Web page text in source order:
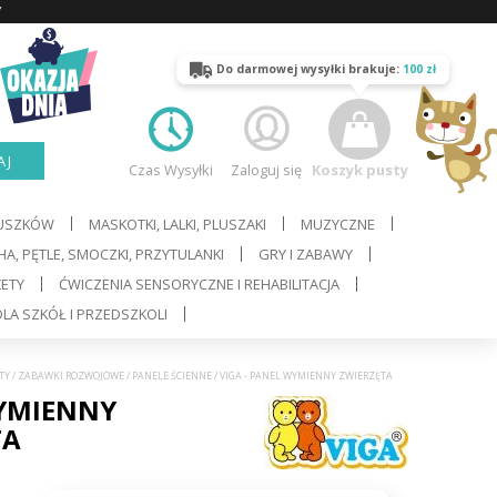
Zaloguj się
Do darmowej wysyłki brakuje: 100 zł
Koszyk pusty
Czas Wysyłki
MASKOTKI, LALKI, PLUSZAKI
MUZYCZNE
PĘTLE, SMOCZKI, PRZYTULANKI
GRY I ZABAWY
ĆWICZENIA SENSORYCZNE I REHABILITACJA
SZKÓŁ I PRZEDSZKOLI
/ ZABAWKI ROZWOJOWE/ PANELE ŚCIENNE/VIGA - PANEL WYMIENNY ZWIERZĘTA